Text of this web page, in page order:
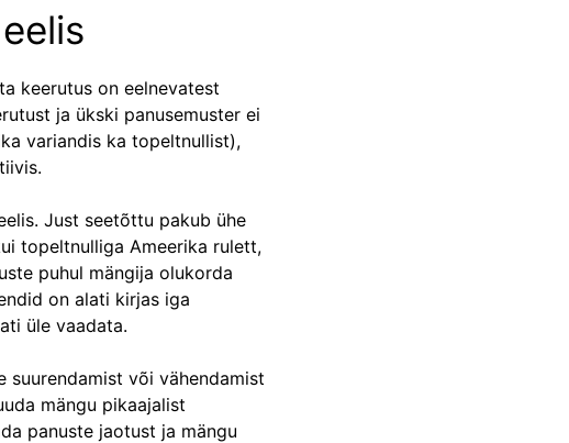
keerutus on eelnevatest
ja ükski panusemuster ei
variandis ka topeltnullist),
Just seetõttu pakub ühe
topeltnulliga Ameerika rulett,
puhul mängija olukorda
on alati kirjas iga
üle vaadata.
suurendamist või vähendamist
mängu pikaajalist
panuste jaotust ja mängu